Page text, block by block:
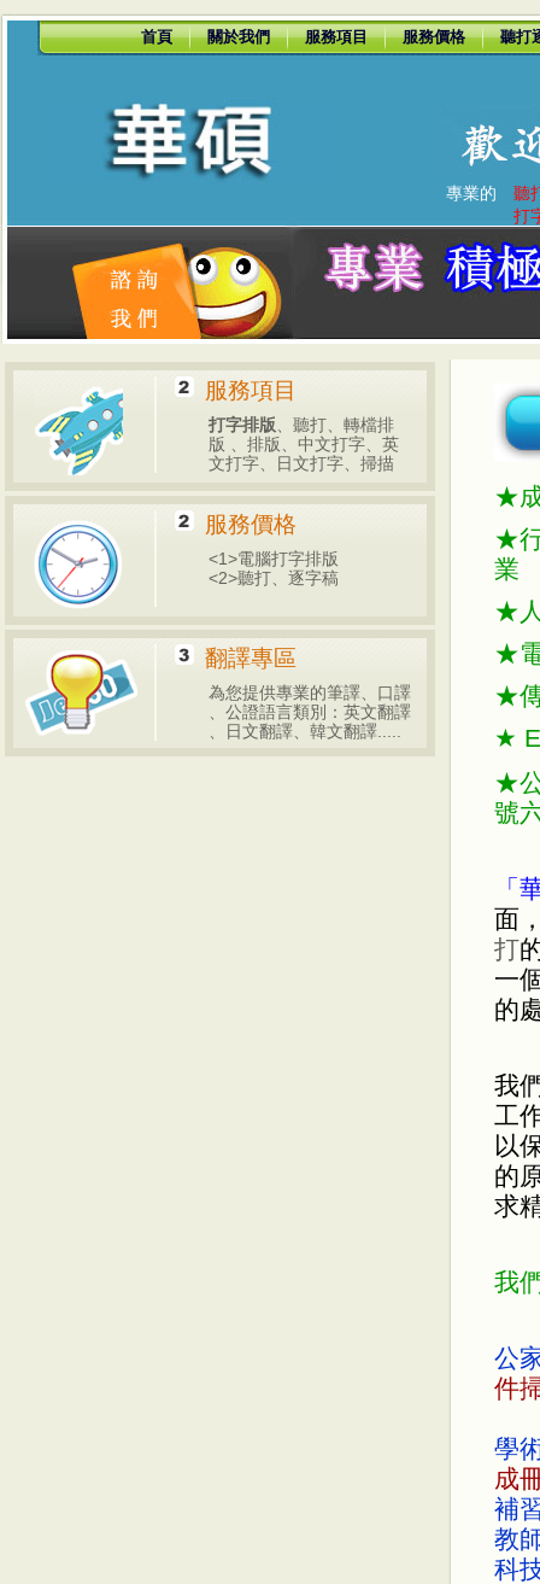
首頁 關於我們 服務項目 服務價格 聽打
專業的 聽
打
服務項目
打字排版 、聽打、轉檔排
版 、排版、中文打字、英
文打字、日文打字、掃描
服務價格
<1>電腦打字排版
<2>聽打、逐字稿
翻譯專區
為您提供專業的筆譯、口譯
、公證語言類別：英文翻譯
、日文翻譯、韓文翻譯.....
★
★
業
★
★
★
★
★
號
「
面
打
一
的
我
工
以
的
求
我
公
件
學
成
補
教
科